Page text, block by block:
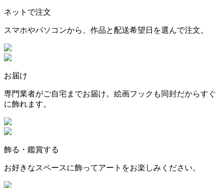
ネットで注文
スマホやパソコンから、作品と配送希望日を選んで注文。
お届け
専門業者がご自宅までお届け。絵画フックも同封だからすぐ
に飾れます。
飾る・鑑賞する
お好きなスペースに飾ってアートをお楽しみください。